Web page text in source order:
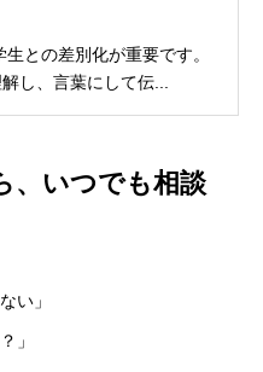
との差別化が重要です。
し、言葉にして伝...
、いつでも相談
い」
」